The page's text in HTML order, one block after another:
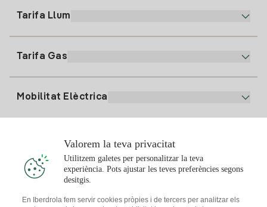
91 919 52 73
clientes@tuiberdrola.es
Alta Gas
Tarifa Llum
Tarifa Gas
Mobilitat Elèctrica
Punts de Recàrrega
T'interessa
Valorem la teva privacitat
Utilitzem galetes per personalitzar la teva
experiència. Pots ajustar les teves preferències segons
desitgis.
En Iberdrola fem servir cookies pròpies i de tercers per analitzar els